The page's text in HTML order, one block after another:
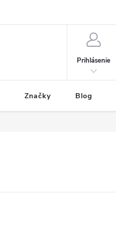
Prihlásenie
Značky Blog